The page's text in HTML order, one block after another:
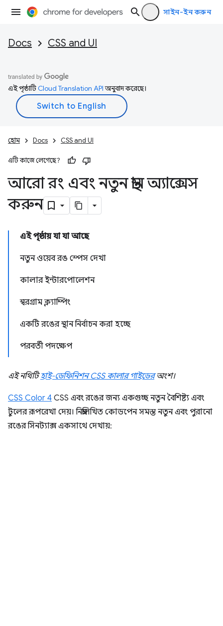
সাইন-ইন করুন
Docs CSS and UI
এই পৃষ্ঠাটিCloud Translation APIঅনুবাদ করেছে।
হোম Docs CSS and UI
এটি কাজে লেগেছে?
আরো রং এবং নতুন স্থান অ্যাক্সেস
করুন
এই পৃষ্ঠায় যা যা আছে
নতুন ওয়েব রঙ স্পেস দেখা
কালার ইন্টারপোলেশন
স্বরগ্রাম ক্ল্যাম্পিং
একটি রঙের স্থান নির্বাচন করা হচ্ছে
পরবর্তী পদক্ষেপ
এই নথিটিহাই-ডেফিনিশন CSS কালার গাইডেরঅংশ।
CSS Color 4 CSS এবং রঙের জন্য একগুচ্ছ নতুন বৈশিষ্ট্য এবং
টুলের রূপরেখা দেয়। নিম্নলিখিত কোডপেন সমস্ত নতুন এবং পুরানো
রঙের সিনট্যাক্স একসাথে দেখায়: